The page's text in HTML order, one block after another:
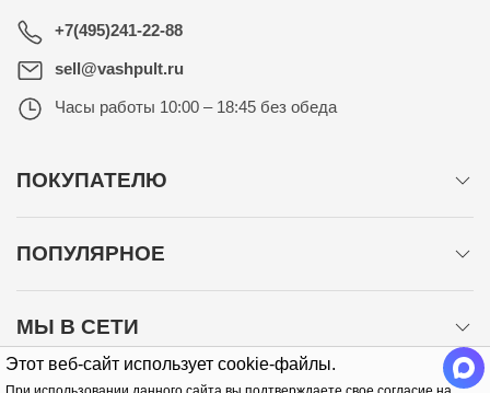
Этот веб-сайт использует cookie-файлы.
+7(495)241-22-88
sell@vashpult.ru
Часы работы 10:00 – 18:45 без обеда
ПОКУПАТЕЛЮ
ПОПУЛЯРНОЕ
МЫ В СЕТИ